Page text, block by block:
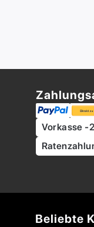
Vorkasse -
Beliebte